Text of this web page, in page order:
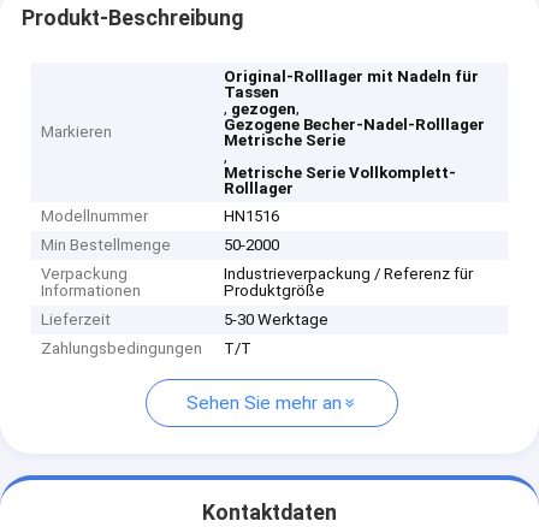
Produkt-Beschreibung
Markieren
Original-Rolllager mit Nadeln für
Tassen
, gezogen,
Gezogene Becher-Nadel-Rolllager
Metrische Serie
,
Metrische Serie Vollkomplett-
Rolllager
Modellnummer
HN1516
Min Bestellmenge
50-2000
Verpackung
Informationen
Industrieverpackung / Referenz für
Produktgröße
Lieferzeit
5-30 Werktage
Zahlungsbedingungen
T/T
Sehen Sie mehr an
Kontaktdaten